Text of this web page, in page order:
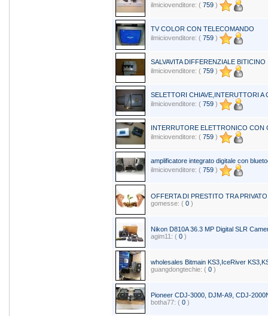
ilmiciovenditore: ( 759 )
TV COLOR CON TELECOMANDO
ilmiciovenditore: ( 759 )
SALVAVITA DIFFERENZIALE BITICINO
ilmiciovenditore: ( 759 )
SELETTORI CHIAVE,INTERUTTORI A
ilmiciovenditore: ( 759 )
INTERRUTORE ELETTRONICO CON
ilmiciovenditore: ( 759 )
amplificatore integrato digitale con
ilmiciovenditore: ( 759 )
OFFERTA DI PRESTITO TRA
gomesse: ( 0 )
Nikon D810A 36.3 MP Digital SLR
agim11: ( 0 )
wholesales Bitmain KS3,IceRiver
guangdongtechie: ( 0 )
Pioneer CDJ-3000, DJM-A9, CDJ-
botha77: ( 0 )